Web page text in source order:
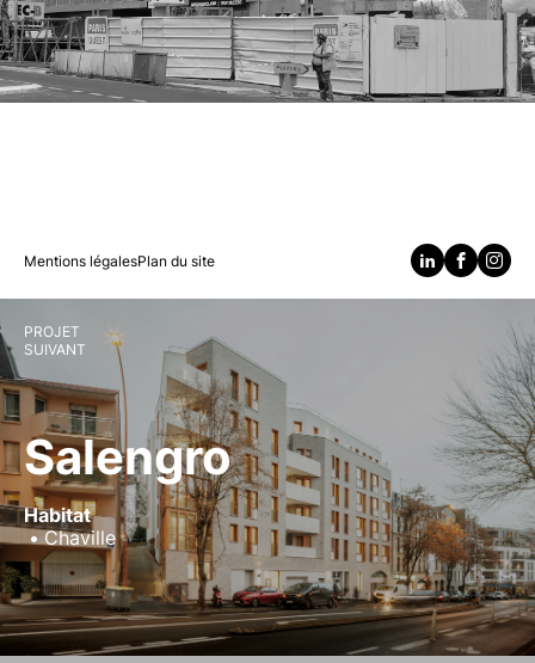
Mentions légalesPlan du site
PROJET
SUIVANT
Salengro
Habitat
Chaville